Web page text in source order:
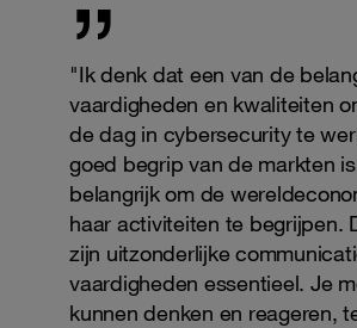
"Ik denk dat een van de
vaardigheden en kwaliteiten
de dag in cybersecurity te
goed begrip van de markten
belangrijk om de
haar activiteiten te begrijpen.
zijn uitzonderlijke
vaardigheden essentieel. Je
kunnen denken en reageren,